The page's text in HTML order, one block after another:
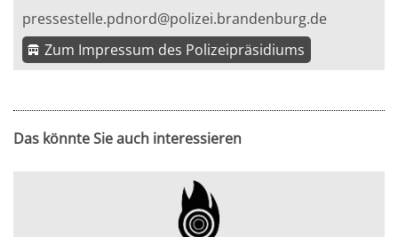
pressestelle.pdnord@polizei.brandenburg.de
Zum Impressum des Polizeipräsidiums
Das könnte Sie auch interessieren